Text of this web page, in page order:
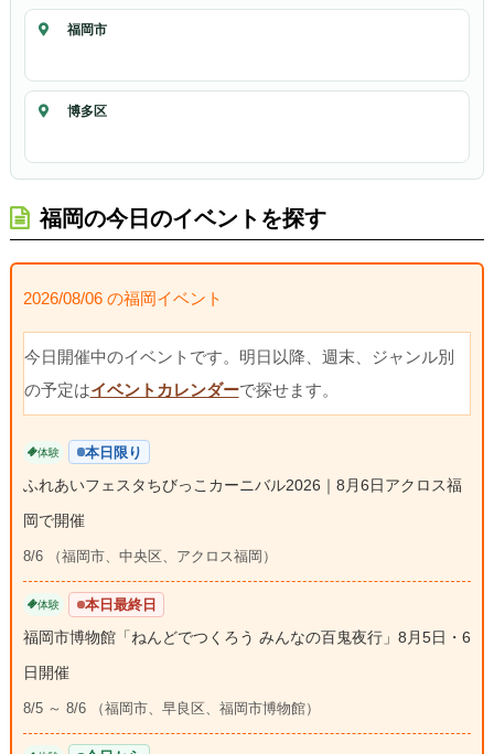
福岡市
博多区
福岡の今日のイベントを探す
2026/08/06 の福岡イベント
今日開催中のイベントです。明日以降、週末、ジャンル別
の予定はイベントカレンダーで探せます。
体験 本日限り
ふれあいフェスタちびっこカーニバル2026｜8月6日アクロス福
岡で開催
8/6 （福岡市、中央区、アクロス福岡）
体験 本日最終日
福岡市博物館「ねんどでつくろう みんなの百鬼夜行」8月5日・6
日開催
8/5 ～ 8/6 （福岡市、早良区、福岡市博物館）